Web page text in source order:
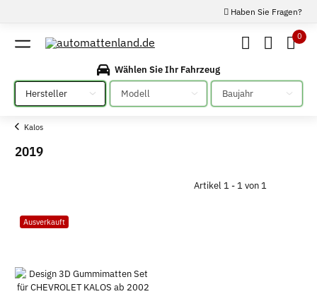
Haben Sie Fragen?
0
Wählen Sie Ihr Fahrzeug
Bitte auswählen
Bitte auswählen Bitte auswählen
Kalos
2019
Artikel 1 - 1 von 1
Ausverkauft